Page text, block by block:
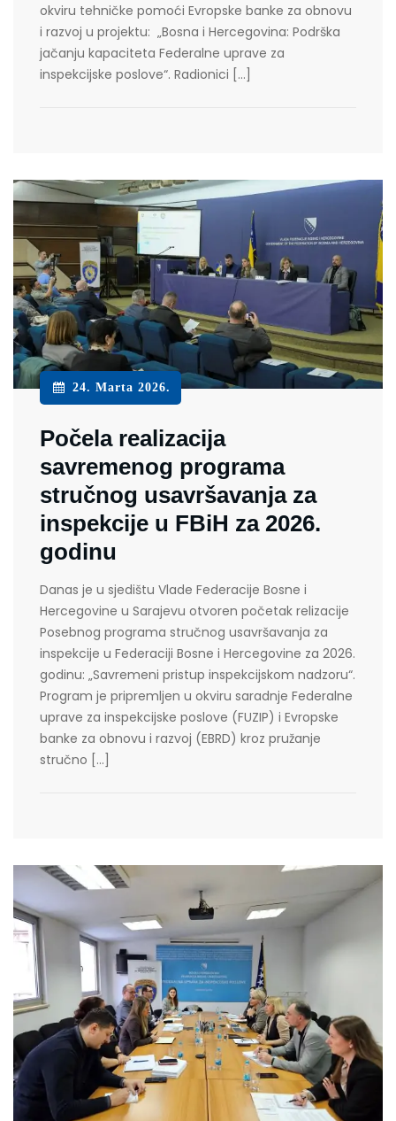
okviru tehničke pomoći Evropske banke za obnovu
i razvoj u projektu: „Bosna i Hercegovina: Podrška
jačanju kapaciteta Federalne uprave za
inspekcijske poslove“. Radionici […]
24. Marta 2026.
Počela realizacija
savremenog programa
stručnog usavršavanja za
inspekcije u FBiH za 2026.
godinu
Danas je u sjedištu Vlade Federacije Bosne i
Hercegovine u Sarajevu otvoren početak relizacije
Posebnog programa stručnog usavršavanja za
inspekcije u Federaciji Bosne i Hercegovine za 2026.
godinu: „Savremeni pristup inspekcijskom nadzoru“.
Program je pripremljen u okviru saradnje Federalne
uprave za inspekcijske poslove (FUZIP) i Evropske
banke za obnovu i razvoj (EBRD) kroz pružanje
stručno […]